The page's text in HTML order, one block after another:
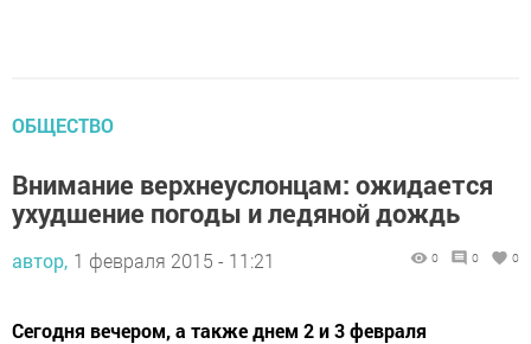
ОБЩЕСТВО
Внимание верхнеуслонцам: ожидается
ухудшение погоды и ледяной дождь
автор, 1 февраля 2015 - 11:21 0 0 0
Сегодня вечером, а также днем 2 и 3 февраля